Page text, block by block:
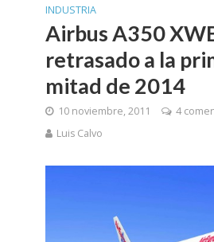
INDUSTRIA
Airbus A350
retrasado a la
mitad de 2014
10 noviembre, 2011
4
Luis Calvo